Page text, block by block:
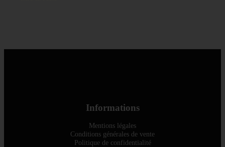
Informations
Mentions légales
Conditions générales de vente
Politique de confidentialité